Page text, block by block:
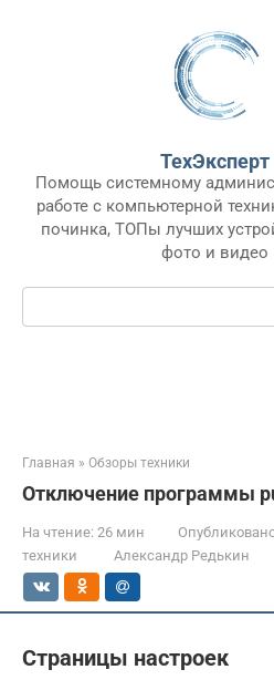
ТехЭксперт
Помощь системному
работе с компьютерной
починка, ТОПы лучших
фото и видео
Поиск:
Главная » Обзоры техники
Отключение программы
На чтение: 26 мин
техники
Александр Редькин
Страницы настроек